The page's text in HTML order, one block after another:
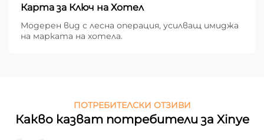
Карта за Ключ на Хотел
Модерен вид с лесна операция, усилващ имиджа
на марката на хотела.
ПОТРЕБИТЕЛСКИ ОТЗИВИ
Какво казват потребители за Xinye